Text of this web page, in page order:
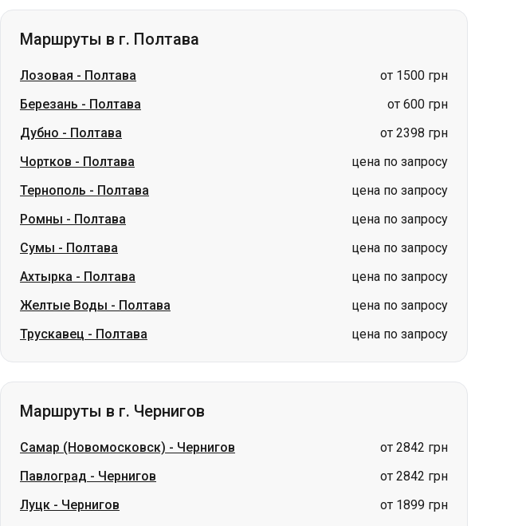
Дубно-Полтава
Чортков-Полтава
цена по запросу
Тернополь-Полтава
цена по запросу
Ромны-Полтава
цена по запросу
Сумы-Полтава
цена по запросу
Ахтырка-Полтава
цена по запросу
Желтые Воды-Полтава
цена по запросу
Трускавец-Полтава цена по запросу
Маршруты в г. Чернигов
Самар (Новомосковск)-Чернигов
от 2842 грн
Луцк-Чернигов
Звягель-Чернигов
от 1499 грн
Винница-Чернигов
цена по запросу
Белая Церковь-
цена по запросу